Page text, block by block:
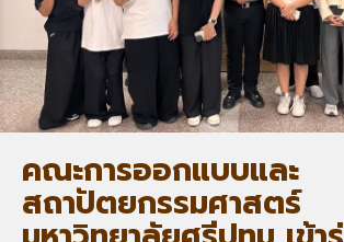
คณะการออกแบบและ
สถาปัตยกรรมศาสตร์